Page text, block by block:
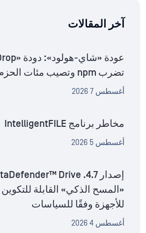
آخر المقالات
تضرب npm وتصيب مئات الحزم
أغسطس 7 2026
مخاطر برنامج IntelligentFILE
أغسطس 5 2026
«المسح الذكي» القابلة
للأجهزة وفقًا للسياسات
أغسطس 4 2026